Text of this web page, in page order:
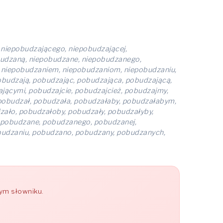
niepobudzającej,
niepobudzane, niepobudzanego,
niepobudzaniom, niepobudzaniu,
pobudzając, pobudzająca, pobudzającą,
pobudzajcie, pobudzajcież, pobudzajmy,
pobudzała, pobudzałaby, pobudzałabym,
pobudzałoby, pobudzały, pobudzałyby,
pobudzanego, pobudzanej,
pobudzano, pobudzany, pobudzanych,
słowniku.